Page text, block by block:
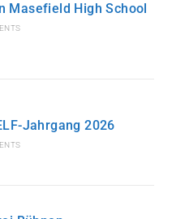
Masefield High School
Jahrgang 2026